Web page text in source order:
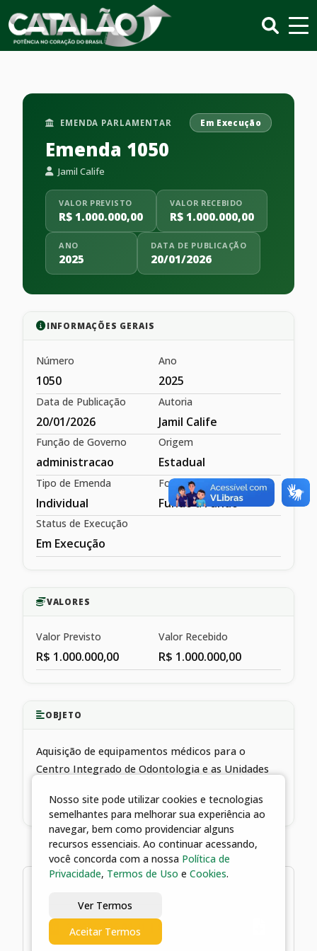
EMENDA PARLAMENTAR Em Execução
Emenda 1050
Jamil Calife
VALOR PREVISTO
R$ 1.000.000,00
VALOR RECEBIDO
R$ 1.000.000,00
ANO
2025
DATA DE PUBLICAÇÃO
20/01/2026
INFORMAÇÕES GERAIS
Número
1050
Ano
2025
Data de Publicação
20/01/2026
Autoria
Jamil Calife
Função de Governo
administracao
Origem
Estadual
Tipo de Emenda
Individual
Forma de Repasse
Fundo a Fundo
Status de Execução
Em Execução
VALORES
Valor Previsto
R$ 1.000.000,00
Valor Recebido
R$ 1.000.000,00
OBJETO
Aquisição de equipamentos médicos para o
Centro Integrado de Odontologia e as Unidades
Estadual nº 1050.2
29/05/2026 09:41 | Portaria
Nosso site pode utilizar cookies e tecnologias
semelhantes para melhorar sua experiência ao
navegar, bem como providenciar alguns
recursos essenciais. Ao continuar acessando,
você concorda com a nossa Política de
Privacidade, Termos de Uso e Cookies.
Ver Termos
Aceitar Termos